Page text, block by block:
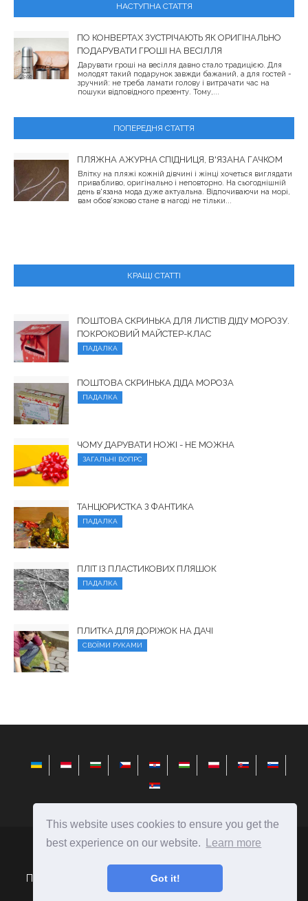
This website uses cookies to ensure you get the
best experience on our website.
Learn more
Got it!
НАСТУПНА СТАТТЯ
ПО КОНВЕРТАХ ЗУСТРІЧАЮТЬ ЯК ОРИГІНАЛЬНО
ПОДАРУВАТИ ГРОШІ НА ВЕСІЛЛЯ
Дарувати гроші на весілля давно стало традицією. Для
молодят такий подарунок завжди бажаний, а для гостей -
зручний: не треба ламати голову і витрачати час на
пошуки відповідного презенту. Тому,...
ПОПЕРЕДНЯ СТАТТЯ
ПЛЯЖНА АЖУРНА СПІДНИЦЯ, В'ЯЗАНА ГАЧКОМ
Влітку на пляжі кожній дівчині і жінці хочеться виглядати
привабливо, оригінально і неповторно. На сьогоднішній
день в'язана мода дуже актуальна. Відпочиваючи на морі,
вам обов'язково стане в нагоді не тільки...
КРАЩІ СТАТТІ
ПОШТОВА СКРИНЬКА ДЛЯ ЛИСТІВ ДІДУ МОРОЗУ.
ПОКРОКОВИЙ МАЙСТЕР-КЛАС
ПАДАЛКА
ПОШТОВА СКРИНЬКА ДІДА МОРОЗА
ПАДАЛКА
ЧОМУ ДАРУВАТИ НОЖІ - НЕ МОЖНА
ЗАГАЛЬНІ ВОПРС
ТАНЦЮРИСТКА З ФАНТИКА
ПАДАЛКА
ПЛІТ ІЗ ПЛАСТИКОВИХ ПЛЯШОК
ПАДАЛКА
ПЛИТКА ДЛЯ ДОРІЖОК НА ДАЧІ
СВОЇМИ РУКАМИ
2026
Поради щодо вибору подарунків і створення їх своїми
руками.